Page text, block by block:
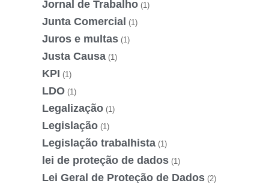
Jornal de Trabalho (1)
Junta Comercial (1)
Juros e multas (1)
Justa Causa (1)
KPI (1)
LDO (1)
Legalização (1)
Legislação (1)
Legislação trabalhista (1)
lei de proteção de dados (1)
Lei Geral de Proteção de Dados (2)